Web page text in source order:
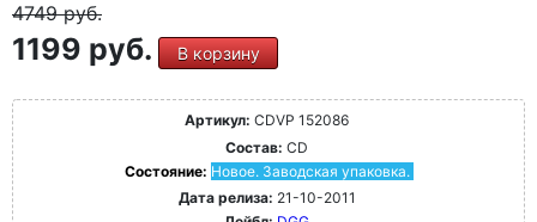
4749руб.
1199 руб. В корзину
Артикул: CDVP 152086
Состав: CD
Состояние: Новое. Заводская упаковка.
Дата релиза: 21-10-2011